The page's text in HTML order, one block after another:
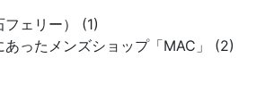
ェリー） (1)
あったメンズショップ「MAC」 (2)